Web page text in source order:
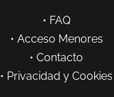
• FAQ
• Acceso Menores
• Contacto
• Privacidad y Cookies